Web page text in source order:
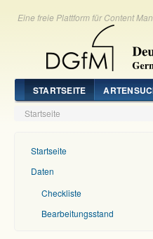
Eine freie Plattform für Content
STARTSEITE
Startseite
Startseite
Daten
Checkliste
Bearbeitungsstand